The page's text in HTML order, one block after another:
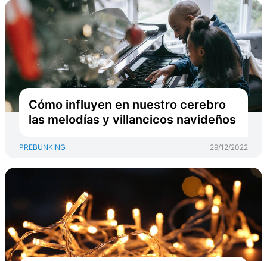
Cómo influyen en nuestro cerebro
las melodías y villancicos navideños
PREBUNKING 29/12/2022